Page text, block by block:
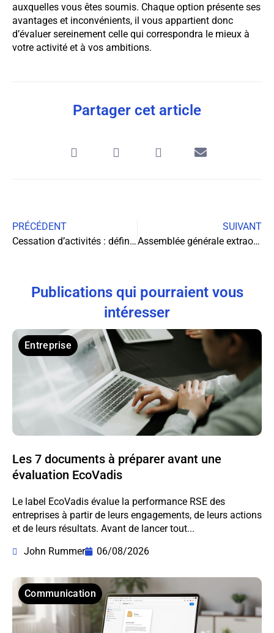
auxquelles vous êtes soumis. Chaque option présente ses
avantages et inconvénients, il vous appartient donc
d’évaluer sereinement celle qui correspondra le mieux à
votre activité et à vos ambitions.
Partager cet article
PRÉCÉDENT
Cessation d’activités : définition et procédure à suivre
SUIVANT
Assemblée générale extraordinaire SAS : enjeux et procédures
Publications qui pourraient vous
intéresser
Entreprise
Les 7 documents à préparer avant une
évaluation EcoVadis
Le label EcoVadis évalue la performance RSE des
entreprises à partir de leurs engagements, de leurs actions
et de leurs résultats. Avant de lancer tout...
John Rummer
06/08/2026
Communication